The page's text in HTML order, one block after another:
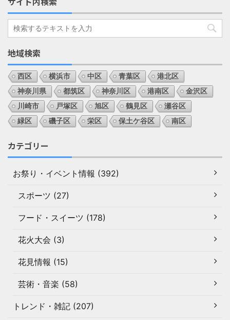
地域検索
西区 横浜市 中区 青葉区
港北区
神奈川県
都筑区 神奈川区 港南区
金沢区
川崎市
戸塚区 旭区 鶴見区
瀬谷区
緑区
磯子区 栄区 保土ケ谷区 南区
カテゴリー
お祭り・イベント情報 (392)
スポーツ (27)
フード・スイーツ (178)
花火大会 (3)
花見情報 (15)
芸術・音楽 (58)
トレンド・雑記 (207)